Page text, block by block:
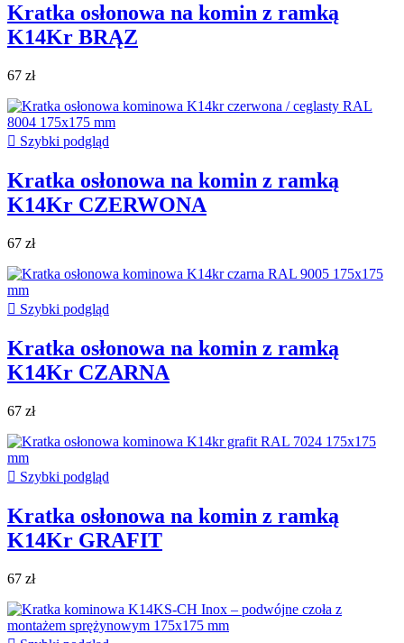
Kratka osłonowa na komin z ramką
K14Kr BRĄZ
67 zł
 Szybki podgląd
Kratka osłonowa na komin z ramką
K14Kr CZERWONA
67 zł
 Szybki podgląd
Kratka osłonowa na komin z ramką
K14Kr CZARNA
67 zł
 Szybki podgląd
Kratka osłonowa na komin z ramką
K14Kr GRAFIT
67 zł